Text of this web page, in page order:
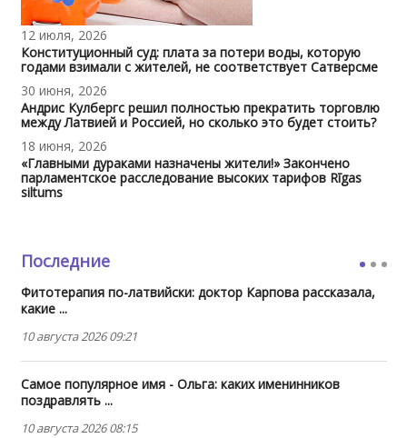
12 июля, 2026
Конституционный суд: плата за потери воды, которую
годами взимали с жителей, не соответствует Сатверсме
30 июня, 2026
Андрис Кулбергс решил полностью прекратить торговлю
между Латвией и Россией, но сколько это будет стоить?
18 июня, 2026
«Главными дураками назначены жители!» Закончено
парламентское расследование высоких тарифов Rīgas
siltums
Последние
Фитотерапия по-латвийски: доктор Карпова рассказала,
какие ...
10 августа 2026 09:21
Самое популярное имя - Ольга: каких именинников
поздравлять ...
10 августа 2026 08:15